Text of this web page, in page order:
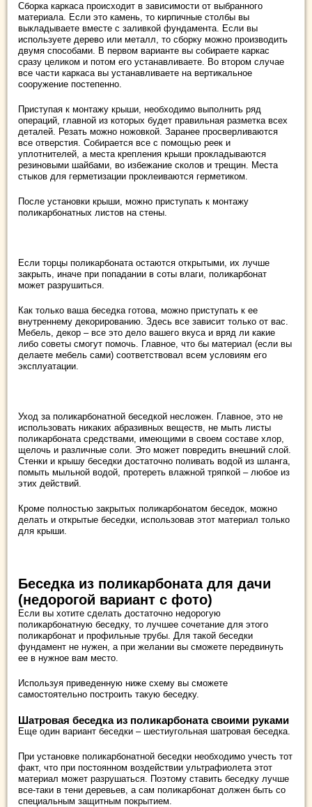
Сборка каркаса происходит в зависимости от выбранного
материала. Если это камень, то кирпичные столбы вы
выкладываете вместе с заливкой фундамента. Если вы
используете дерево или металл, то сборку можно производить
двумя способами. В первом варианте вы собираете каркас
сразу целиком и потом его устанавливаете. Во втором случае
все части каркаса вы устанавливаете на вертикальное
сооружение постепенно.
Приступая к монтажу крыши, необходимо выполнить ряд
операций, главной из которых будет правильная разметка всех
деталей. Резать можно ножовкой. Заранее просверливаются
все отверстия. Собирается все с помощью реек и
уплотнителей, а места крепления крыши прокладываются
резиновыми шайбами, во избежание сколов и трещин. Места
стыков для герметизации проклеиваются герметиком.
После установки крыши, можно приступать к монтажу
поликарбонатных листов на стены.
Если торцы поликарбоната остаются открытыми, их лучше
закрыть, иначе при попадании в соты влаги, поликарбонат
может разрушиться.
Как только ваша беседка готова, можно приступать к ее
внутреннему декорированию. Здесь все зависит только от вас.
Мебель, декор – все это дело вашего вкуса и вряд ли какие
либо советы смогут помочь. Главное, что бы материал (если вы
делаете мебель сами) соответствовал всем условиям его
эксплуатации.
Уход за поликарбонатной беседкой несложен. Главное, это не
использовать никаких абразивных веществ, не мыть листы
поликарбоната средствами, имеющими в своем составе хлор,
щелочь и различные соли. Это может повредить внешний слой.
Стенки и крышу беседки достаточно поливать водой из шланга,
помыть мыльной водой, протереть влажной тряпкой – любое из
этих действий.
Кроме полностью закрытых поликарбонатом беседок, можно
делать и открытые беседки, использовав этот материал только
для крыши.
Беседка из поликарбоната для дачи
(недорогой вариант с фото)
Если вы хотите сделать достаточно недорогую
поликарбонатную беседку, то лучшее сочетание для этого
поликарбонат и профильные трубы. Для такой беседки
фундамент не нужен, а при желании вы сможете передвинуть
ее в нужное вам место.
Используя приведенную ниже схему вы сможете
самостоятельно построить такую беседку.
Шатровая беседка из поликарбоната своими руками
Еще один вариант беседки – шестиугольная шатровая беседка.
При установке поликарбонатной беседки необходимо учесть тот
факт, что при постоянном воздействии ультрафиолета этот
материал может разрушаться. Поэтому ставить беседку лучше
все-таки в тени деревьев, а сам поликарбонат должен быть со
специальным защитным покрытием.